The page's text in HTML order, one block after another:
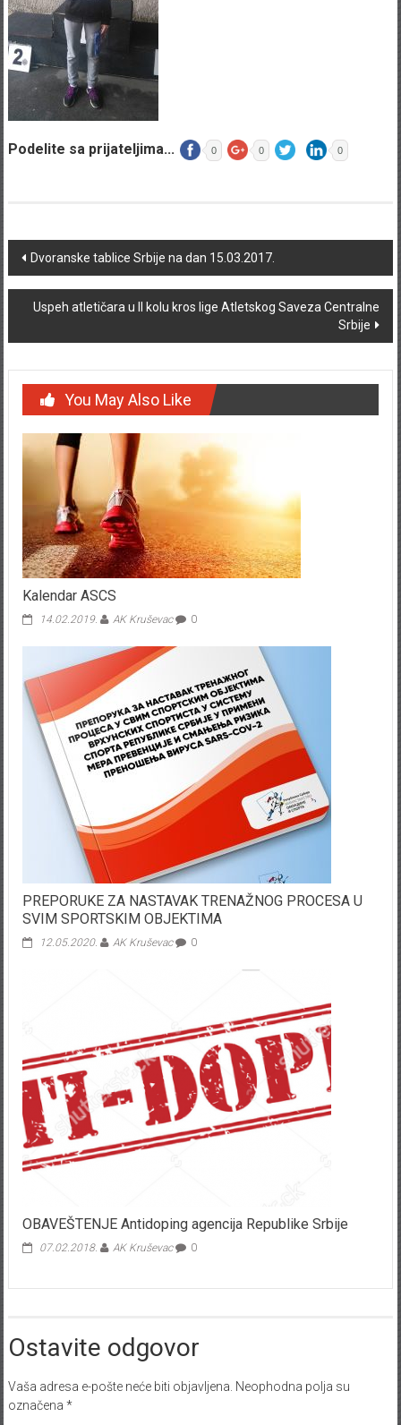
Podelite sa prijateljima... 0 0 0
Post navigation
Dvoranske tablice Srbije na dan 15.03.2017.
Uspeh atletičara u II kolu kros lige Atletskog Saveza Centralne
Srbije
You May Also Like
Kalendar ASCS
14.02.2019. AK Kruševac 0
PREPORUKE ZA NASTAVAK TRENAŽNOG PROCESA U
SVIM SPORTSKIM OBJEKTIMA
12.05.2020. AK Kruševac 0
OBAVEŠTENJE Antidoping agencija Republike Srbije
07.02.2018. AK Kruševac 0
Ostavite odgovor
Vaša adresa e-pošte neće biti objavljena. Neophodna polja su
označena *